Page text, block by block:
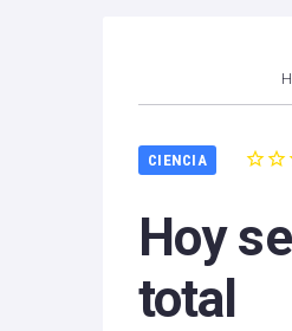
CIENCIA
Hoy
total